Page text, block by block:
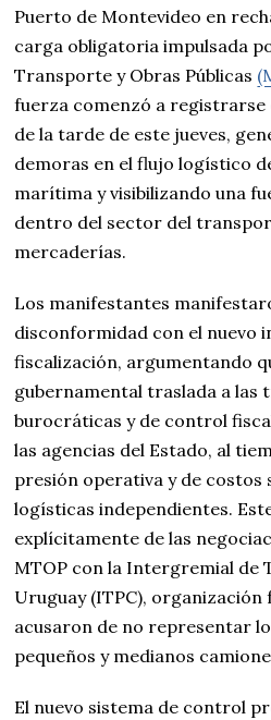
Puerto de Montevideo en
carga obligatoria impulsada
Transporte y Obras Públicas
fuerza comenzó a registrarse
de la tarde de este jueves,
demoras en el flujo logístico
marítima y visibilizando una
dentro del sector del
mercaderías.
Los manifestantes
disconformidad con el nuevo
fiscalización, argumentando
gubernamental traslada a las
burocráticas y de control
las agencias del Estado, al
presión operativa y de costos
logísticas independientes.
explícitamente de las
MTOP con la Intergremial de
Uruguay (ITPC), organización
acusaron de no representar
pequeños y medianos
El nuevo sistema de control